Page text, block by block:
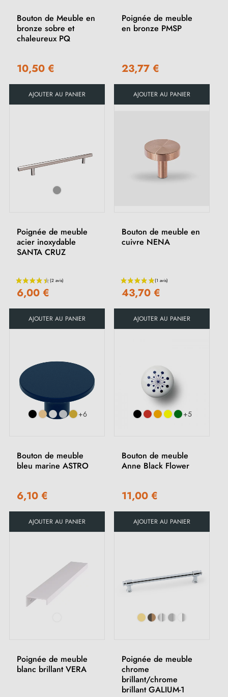
Bouton de Meuble en
bronze sobre et
chaleureux PQ
10,50 €
AJOUTER AU PANIER
Poignée de meuble
en bronze PMSP
23,77 €
AJOUTER AU PANIER
Poignée de meuble
acier inoxydable
SANTA CRUZ
6,00 €
AJOUTER AU PANIER
Bouton de meuble en
cuivre NENA
43,70 €
AJOUTER AU PANIER
+6
Bouton de meuble
bleu marine ASTRO
6,10 €
AJOUTER AU PANIER
+5
Bouton de meuble
Anne Black Flower
11,00 €
AJOUTER AU PANIER
Poignée de meuble
blanc brillant VERA
Poignée de meuble
chrome
brillant/chrome
brillant GALIUM-1